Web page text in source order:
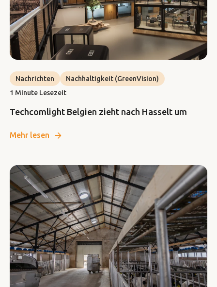
Nachrichten
Nachhaltigkeit (GreenVision)
1 Minute Lesezeit
Techcomlight Belgien zieht nach Hasselt um
Mehr lesen